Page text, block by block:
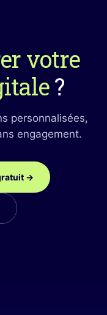
votre
?
personnalisées,
engagement.
→